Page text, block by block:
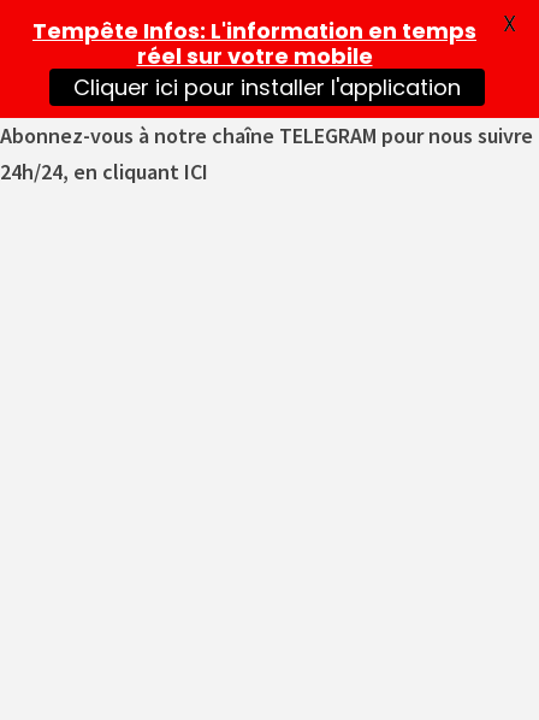
Abonnez-vous à notre chaîne TELEGRAM pour nous suivre
24h/24, en cliquant ICI
Tempête Infos: L'information en temps
réel sur votre mobile
Cliquer ici pour installer l'application
X